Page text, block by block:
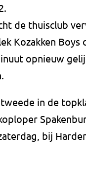
de thuisclub
Kozakken
opnieuw
in de
bij